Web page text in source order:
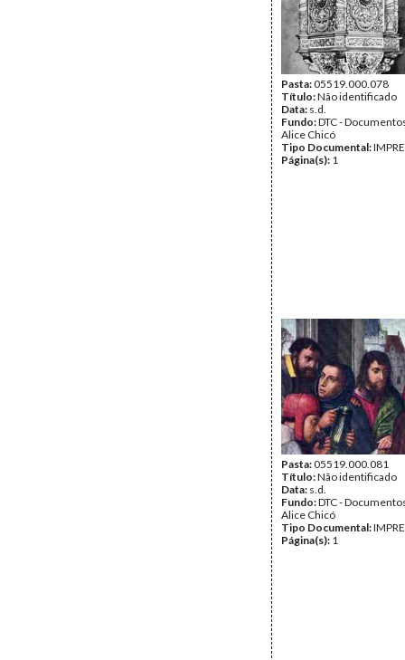
Pasta:05519.000.078
Título:Não identificado
Data: s.d.
Fundo:DTC -
Alice Chicó
Tipo Documental:
Página(s): 1
Pasta:05519.000.081
Título:Não identificado
Data: s.d.
Fundo:DTC -
Alice Chicó
Tipo Documental:
Página(s): 1